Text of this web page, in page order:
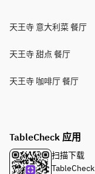
天王寺 意大利菜 餐厅
天王寺 甜点 餐厅
天王寺 咖啡厅 餐厅
TableCheck 应用
扫描下载
TableCheck